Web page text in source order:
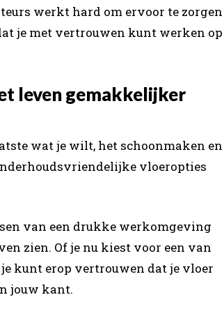
werkt hard om ervoor te zorgen
je met vertrouwen kunt werken op
leven gemakkelijker
wat je wilt, het schoonmaken en
vloeropties
van een drukke werkomgeving
zien. Of je nu kiest voor een van
kunt erop vertrouwen dat je vloer
jouw kant.